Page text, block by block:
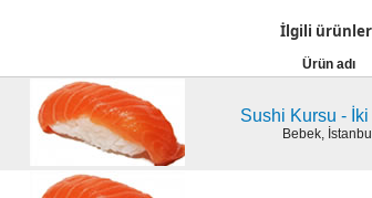
İlgili
Ürün adı
Sushi Kursu -
Bebek, İstanbul